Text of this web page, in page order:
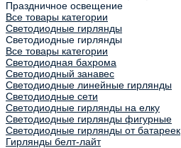
Праздничное освещение
Все товары категории
Светодиодные гирлянды
Светодиодные гирлянды
Все товары категории
Светодиодная бахрома
Светодиодный занавес
Светодиодные линейные гирлянды
Светодиодные сети
Светодиодные гирлянды на елку
Светодиодные гирлянды фигурные
Светодиодные гирлянды от батареек
Гирлянды белт-лайт